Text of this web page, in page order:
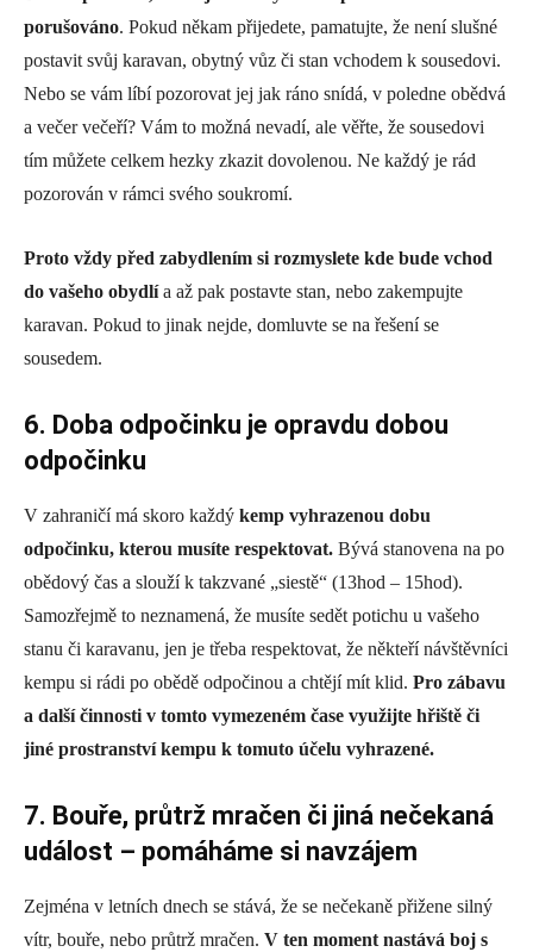
porušováno. Pokud někam přijedete, pamatujte, že není slušné
postavit svůj karavan, obytný vůz či stan vchodem k sousedovi.
Nebo se vám líbí pozorovat jej jak ráno snídá, v poledne obědvá
a večer večeří? Vám to možná nevadí, ale věřte, že sousedovi
tím můžete celkem hezky zkazit dovolenou. Ne každý je rád
pozorován v rámci svého soukromí.
Proto vždy před zabydlením si rozmyslete kde bude vchod
do vašeho obydlía až pak postavte stan, nebo zakempujte
karavan. Pokud to jinak nejde, domluvte se na řešení se
sousedem.
6. Doba odpočinku je opravdu dobou
odpočinku
V zahraničí má skoro každý kemp vyhrazenou dobu
odpočinku, kterou musíte respektovat. Bývá stanovena na po
obědový čas a slouží k takzvané „siestě“ (13hod – 15hod).
Samozřejmě to neznamená, že musíte sedět potichu u vašeho
stanu či karavanu, jen je třeba respektovat, že někteří návštěvníci
kempu si rádi po obědě odpočinou a chtějí mít klid. Pro zábavu
a další činnosti v tomto vymezeném čase využijte hřiště či
jiné prostranství kempu k tomuto účelu vyhrazené.
7. Bouře, průtrž mračen či jiná nečekaná
událost – pomáháme si navzájem
Zejména v letních dnech se stává, že se nečekaně přižene silný
vítr, bouře, nebo průtrž mračen. V ten moment nastává boj s